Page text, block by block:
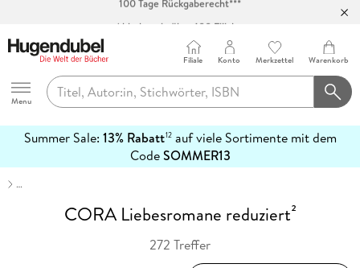
Abholung in über 100 Filialen
Hugendubel
Menu
Filiale Konto Merkzettel Warenkorb
Summer Sale: 13% Rabatt12auf viele Sortimente mit dem
CodeSOMMER13
erfahren
…
CORA Liebesromane reduziert²
272 Treffer